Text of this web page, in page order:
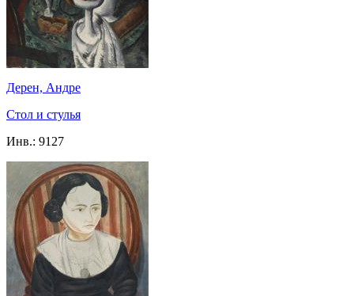
Дерен, Андре
Стол и стулья
Инв.: 9127